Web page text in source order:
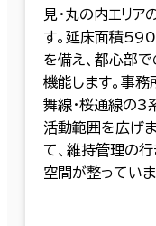
見・丸の内エリ
す。延床面積
を備え、都心部
機能します。事務
舞線・桜通線の3
活動範囲を広げ
て、維持管理の
空間が整っていま